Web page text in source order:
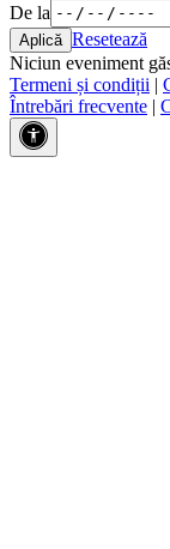
De la
Resetează
Niciun eveniment
Termeni și condiții |
Întrebări frecvente |